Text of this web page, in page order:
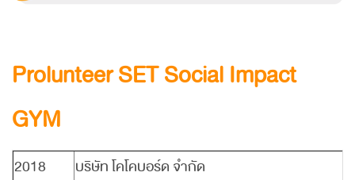
Prolunteer SET Social Impact
GYM
2018
บริษัท โคโคบอร์ด จำกัด